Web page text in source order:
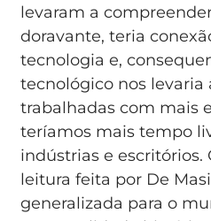
levaram a
doravante, teria
tecnologia e,
tecnológico nos levaria
trabalhadas com mais
teríamos mais tempo
indústrias e escritórios.
leitura feita por De
generalizada para o